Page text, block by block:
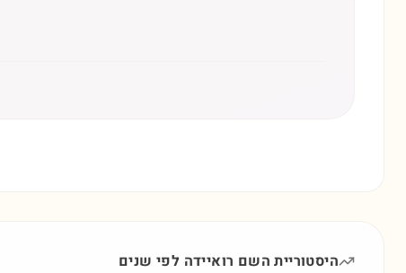
היסטוריית השם רואיידה לפי שנים